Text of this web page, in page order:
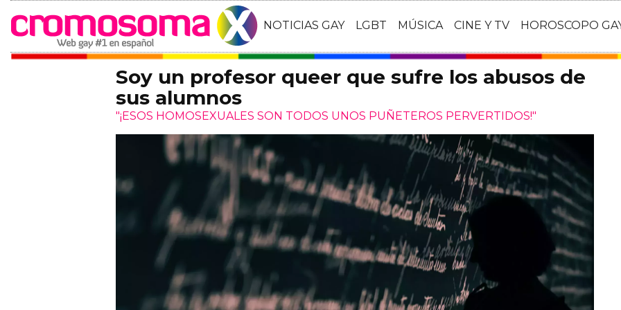
NOTICIAS GAY LGBT MÚSICA CINE Y TV HOROSCOPO
Soy un profesor queer que sufre los abusos de
sus alumnos
"¡ESOS HOMOSEXUALES SON TODOS UNOS PUÑETEROS PERVERTIDOS!"